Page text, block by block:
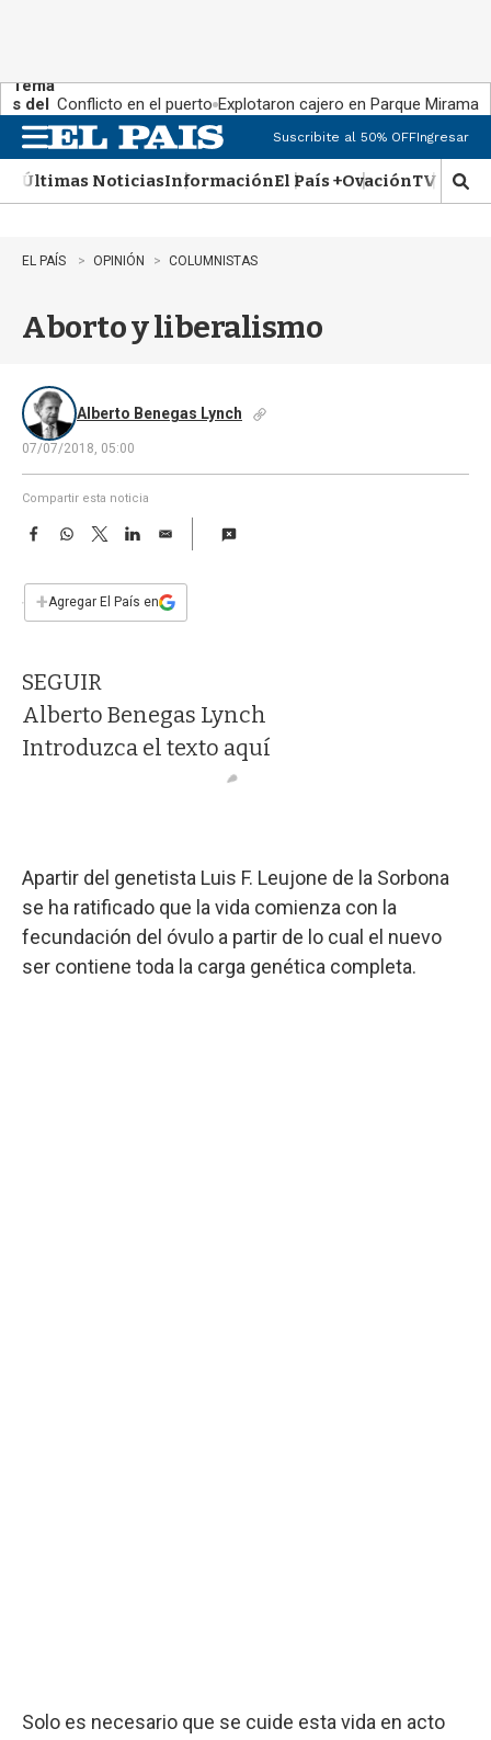
Tema
s del
día:
Conflicto en el puerto Explotaron cajero en Parque Miramar
n
u
Suscribite al 50% OFFIngresar
Últimas NoticiasInformaciónEl País +OvaciónTV Show
M
o
d
EL PAÍS OPINIÓN COLUMNISTAS
Aborto y liberalismo
Alberto Benegas Lynch
07/07/2018, 05:00
Compartir esta noticia
F
e
b
k
W
s
p
T
w
t
L
E
i
l
+Agregar El País en
SEGUIR
Alberto Benegas Lynch
Introduzca el texto aquí
Apartir del genetista Luis F. Leujone de la Sorbona
se ha ratificado que la vida comienza con la
fecundación del óvulo a partir de lo cual el nuevo
ser contiene toda la carga genética completa.
Solo es necesario que se cuide esta vida en acto